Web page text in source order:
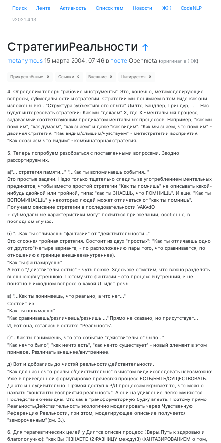
Поиск Лента Активность Cписок тем Новости ЖЖ CodeNLP
v2021.4.13
СтратегииРеальности ↑
metanymous 15 марта 2004, 07:46 в посте Openmeta (оригинал в ЖЖ)
Прикреплённые 0 Ссылки 0 Внешние 0 Цитируется 0
4. Определим теперь "рабочие инструменты". Это, конечно, метамоделирующие
вопросы, субмодальности и стратегии. Стратегии мы понимаем в том виде как они
изложены в кн. "Структура субъективного опыта" Дилтс, Бандлер, Гриндер, ... . Нас
будут интересовать стратегии: Как мы "делаем" Х, где Х - ментальный процесс,
задаваемый соответсвующим предикатом ментальных процессов. Например, "как мы
помним", "как думаем", "как знаем" и даже "как видим". "Как мы знаем, что помним" -
двойная стратегия. "Как видим/слышим/чувствуем" - метастратегии восприятия.
"Как осознаем что видим" - комбинаторная стратегия.
5. Теперь попробуем разобраться с поставленными вопросами. Заодно
рассортируем их.
а)"... стратегия памяти..." "...Как ты вспоминаешь события..."
Это простые задачи. Надо только тщательно следить за употреблением ментальных
предикатов, чтобы вместо простой стратегии "Как ты помнишь" не описывать какой-
нибудь двойной или тройной, типа: "как ты ЗНАЕШЬ, что ПОМНИШЬ". И еще. "Как ты
ВСПОМИНАЕШЬ" у некоторых людей может отличаться от "как ты помнишь".
Получаем описание стратегии в последовательности VAKAdO
+ субмодальные характеристики могут появиться при желании, особенно, в
последнем случае.
б) "...Как ты отличаешь "фантазии" от "действительности..."
Это сложная тройная стратегия. Состоит из двух "простых": "Как ты отличаешь одно
от другого"(четыре варианта, - по расположению пары того, что сравнивается, по
отношению к границе внешнее/внутреннее).
"Как ты фантазируешь"
А вот с "Действительностью" - чуть позже. Здесь же отметим, что важно разделять
внешнюю/внутреннюю. Потому что фантазии - это процесс внутренний, и не
понятно в исходном вопросе о какой Д. идет речь.
в) "...Как ты понимаешь, что реально, а что нет..."
Состоит из:
"Как ты понимаешь"
"Как сравниваешь/различаешь/разнишь ..." Прямо не сказано, но присутствует...
И, вот она, осталась в остатке "Реальность".
г)"...Как ты понимаешь, что это событие "действительно" было..."
"Как нечто было", "как нечто есть", "как нечто существует" - новый элемент в этом
примере. Различать внешнее/внутреннее.
д) Вот и добрались до чистой реальности/действительности.
"Как для нас нечто реально/действительно" в чистом виде исследовать невозможно!
Уже в приведенной формулировке прячестся процесс ЕСТЬ/БЫТЬ/СУЩЕСТВОВАТЬ.
Да это и неудивительно. Прямой доступ к Р/Д процессам вкрывает то, что можно
назвать "константы восприятия реальности". А они на удивление легко меняются.
Последствия очевидны. Это как в трансформаторную будку влезть. Поэтому прямо
Реальность/Действительность экологично моделировать через Чувственную
Референцию Реальности, при этом, моделирующее описание получается
"замороченным"(см. 3.).
6. Для терапевтических целей у Дилтса описан процесс ( Веры.Путь к здоровью и
благополучию): "как Вы (1)ЗНАЕТЕ (2)РАЗНИЦУ между(3) ФАНТАЗИРОВАНИЕМ о том,